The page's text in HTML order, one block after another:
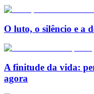
O luto, o silêncio e a
A finitude da vida:
agora